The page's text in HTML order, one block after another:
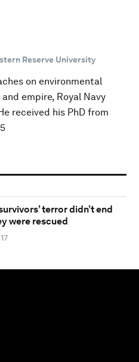
Reserve University
on environmental
empire, Royal Navy
received his PhD from
terror didn’t end
were rescued